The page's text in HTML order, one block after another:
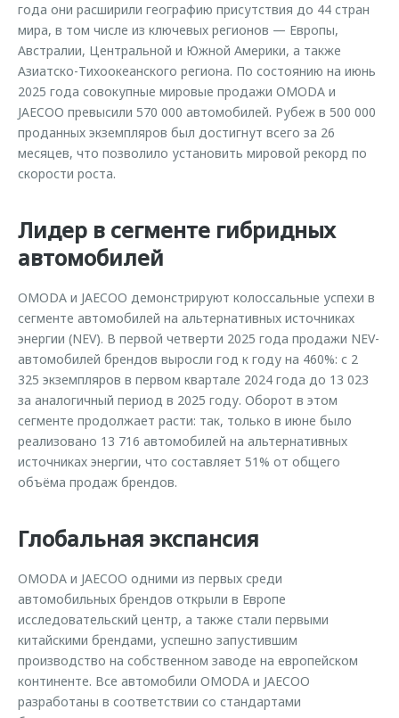
года они расширили географию присутствия до 44 стран
мира, в том числе из ключевых регионов — Европы,
Австралии, Центральной и Южной Америки, а также
Азиатско-Тихоокеанского региона. По состоянию на июнь
2025 года совокупные мировые продажи OMODA и
JAECOO превысили 570 000 автомобилей. Рубеж в 500 000
проданных экземпляров был достигнут всего за 26
месяцев, что позволило установить мировой рекорд по
скорости роста.
Лидер в сегменте гибридных
автомобилей
OMODA и JAECOO демонстрируют колоссальные успехи в
сегменте автомобилей на альтернативных источниках
энергии (NEV). В первой четверти 2025 года продажи NEV-
автомобилей брендов выросли год к году на 460%: с 2
325 экземпляров в первом квартале 2024 года до 13 023
за аналогичный период в 2025 году. Оборот в этом
сегменте продолжает расти: так, только в июне было
реализовано 13 716 автомобилей на альтернативных
источниках энергии, что составляет 51% от общего
объёма продаж брендов.
Глобальная экспансия
OMODA и JAECOO одними из первых среди
автомобильных брендов открыли в Европе
исследовательский центр, а также стали первыми
китайскими брендами, успешно запустившим
производство на собственном заводе на европейском
континенте. Все автомобили OMODA и JAECOO
разработаны в соответствии со стандартами